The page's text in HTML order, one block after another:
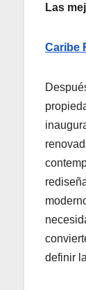
Las
Caribe
definir